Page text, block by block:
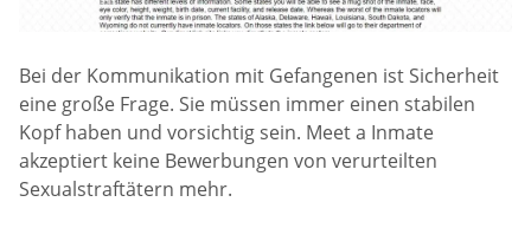
Bei der Kommunikation mit Gefangenen ist Sicherheit
eine große Frage. Sie müssen immer einen stabilen
Kopf haben und vorsichtig sein. Meet a Inmate
akzeptiert keine Bewerbungen von verurteilten
Sexualstraftätern mehr.